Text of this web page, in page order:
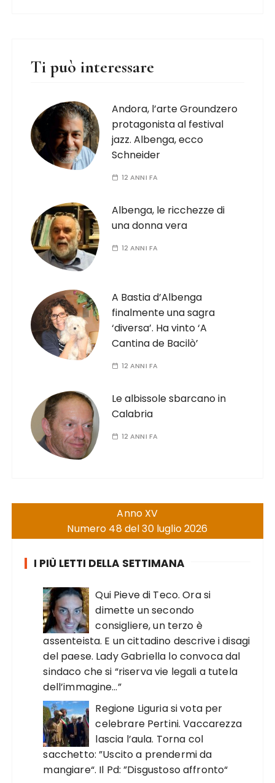
Ti può interessare
Andora, l’arte Groundzero
protagonista al festival
jazz. Albenga, ecco
Schneider
12 ANNI FA
Albenga, le ricchezze di
una donna vera
12 ANNI FA
A Bastia d’Albenga
finalmente una sagra
‘diversa’. Ha vinto ‘A
Cantina de Bacilò’
12 ANNI FA
Le albissole sbarcano in
Calabria
12 ANNI FA
Anno XV
Numero 48 del 30 luglio 2026
I PIÙ LETTI DELLA SETTIMANA
Qui Pieve di Teco. Ora si
dimette un secondo
consigliere, un terzo è
assenteista. E un cittadino descrive i disagi
del paese. Lady Gabriella lo convoca dal
sindaco che si “riserva vie legali a tutela
dell’immagine…”
Regione Liguria si vota per
celebrare Pertini. Vaccarezza
lascia l’aula. Torna col
sacchetto: ”Uscito a prendermi da
mangiare“. Il Pd: ”Disgustoso affronto“